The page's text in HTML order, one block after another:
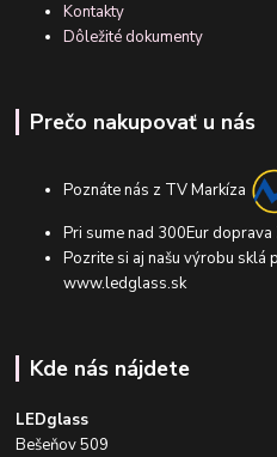
Kontakty
Dôležité dokumenty
Prečo nakupovať u nás
Poznáte nás z TV Markíza
Pri sume nad 300Eur
Pozrite si aj našu výrobu sklá
www.ledglass.sk
Kde nás nájdete
LEDglass
Bešeňov 509